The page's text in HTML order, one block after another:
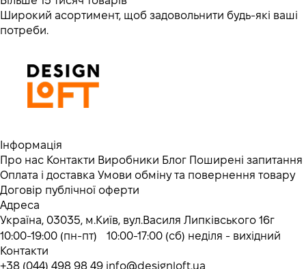
Широкий асортимент, щоб задовольнити будь-які ваші
потреби.
Інформація
Про нас Контакти Виробники Блог Поширені запитання
Оплата і доставка Умови обміну та повернення товару
Договір публічної оферти
Адреса
Україна, 03035, м.Київ, вул.Василя Липківського 16г
10:00-19:00 (пн-пт) 10:00-17:00 (сб) неділя - вихідний
Контакти
+38 (044) 498 98 49 info@designloft.ua